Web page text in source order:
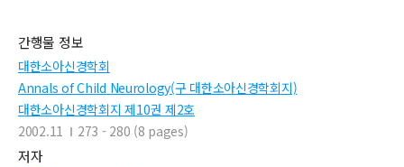
간행물 정보
대한소아신경학회
Annals of Child Neurology(구 대한소아신경학회지)
대한소아신경학회지 제10권 제2호
2002.11
273 - 280 (8 pages)
저자